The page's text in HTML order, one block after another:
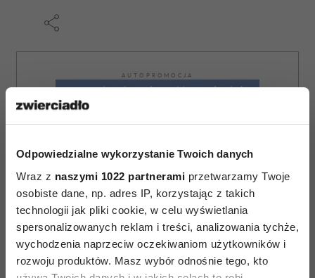
Odpowiedzialne wykorzystanie Twoich danych
Wraz z naszymi 1022 partnerami przetwarzamy Twoje
osobiste dane, np. adres IP, korzystając z takich
technologii jak pliki cookie, w celu wyświetlania
spersonalizowanych reklam i treści, analizowania tychże,
wychodzenia naprzeciw oczekiwaniom użytkowników i
rozwoju produktów. Masz wybór odnośnie tego, kto
AUTOPROMOCJA